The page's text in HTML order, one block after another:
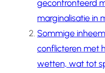
geconfronteerd
marginalisatie in
Sommige
conflicteren met
wetten, wat tot